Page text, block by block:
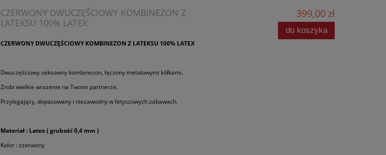
CZERWONY DWUCZĘŚCIOWY KOMBINEZON Z
LATEKSU 100% LATEX
CZERWONY DWUCZĘŚCIOWY KOMBINEZON Z LATEKSU 100% LATEX
Dwuczęściowy seksowny kombinezon, łączony metalowymi kółkami.
Zrobi wielkie wrażenie na Twoim partnerze.
Przylegający, dopasowany i niezawodny w fetyszowych zabawach.
Materiał : Latex ( grubość 0,4 mm )
Kolor : czerwony
399,00 zł
do koszyka